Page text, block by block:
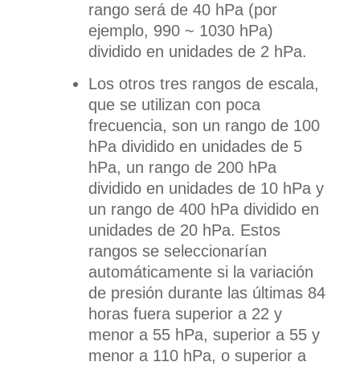
rango será de 40 hPa (por
ejemplo, 990 ~ 1030 hPa)
dividido en unidades de 2 hPa.
Los otros tres rangos de escala,
que se utilizan con poca
frecuencia, son un rango de 100
hPa dividido en unidades de 5
hPa, un rango de 200 hPa
dividido en unidades de 10 hPa y
un rango de 400 hPa dividido en
unidades de 20 hPa. Estos
rangos se seleccionarían
automáticamente si la variación
de presión durante las últimas 84
horas fuera superior a 22 y
menor a 55 hPa, superior a 55 y
menor a 110 hPa, o superior a